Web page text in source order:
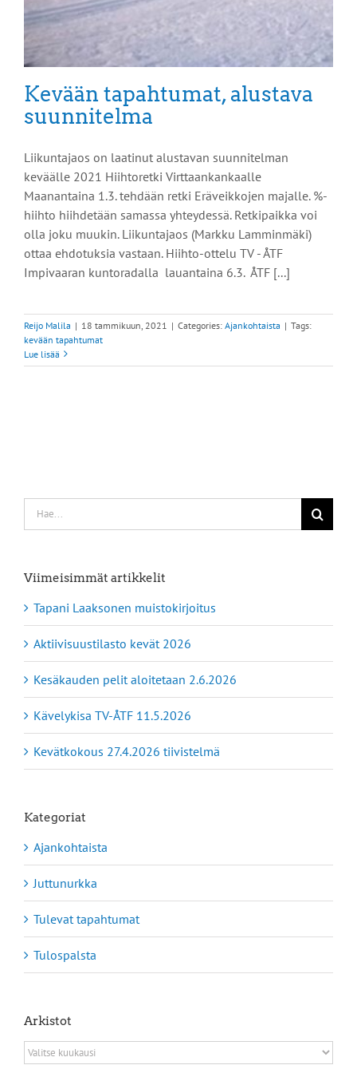
Kevään tapahtumat, alustava
suunnitelma
Liikuntajaos on laatinut alustavan suunnitelman
keväälle 2021 Hiihtoretki Virttaankankaalle
Maanantaina 1.3. tehdään retki Eräveikkojen majalle. %-
hiihto hiihdetään samassa yhteydessä. Retkipaikka voi
olla joku muukin. Liikuntajaos (Markku Lamminmäki)
ottaa ehdotuksia vastaan. Hiihto-ottelu TV - ÅTF
Impivaaran kuntoradalla lauantaina 6.3. ÅTF [...]
Reijo Malila | 18 tammikuun, 2021 | Categories: Ajankohtaista | Tags:
kevään tapahtumat
Lue lisää
Etsi
...
Viimeisimmät artikkelit
Tapani Laaksonen muistokirjoitus
Aktiivisuustilasto kevät 2026
Kesäkauden pelit aloitetaan 2.6.2026
Kävelykisa TV-ÅTF 11.5.2026
Kevätkokous 27.4.2026 tiivistelmä
Kategoriat
Ajankohtaista
Juttunurkka
Tulevat tapahtumat
Tulospalsta
Arkistot
Arkistot